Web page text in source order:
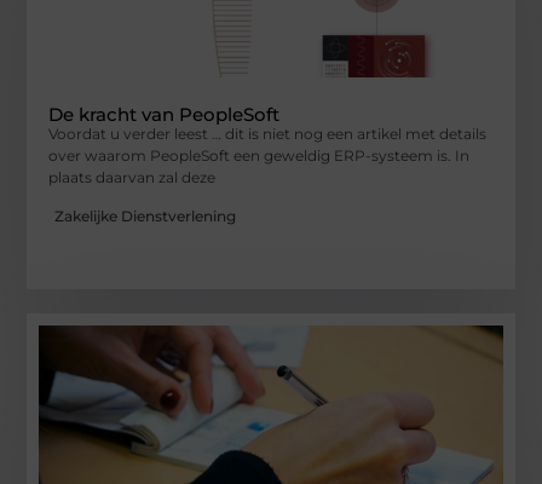
De kracht van PeopleSoft
Voordat u verder leest … dit is niet nog een artikel met details
over waarom PeopleSoft een geweldig ERP-systeem is. In
plaats daarvan zal deze
Zakelijke Dienstverlening